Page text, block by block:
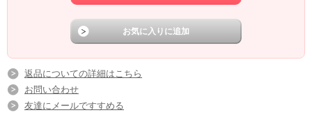
返品についての詳細はこちら
お問い合わせ
友達にメールですすめる